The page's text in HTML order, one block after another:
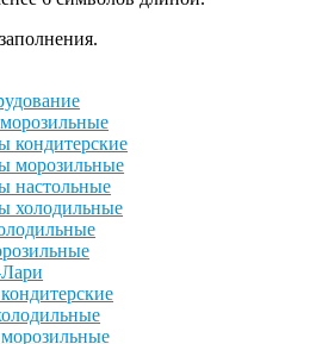
кондитерские
морозильные
настольные
холодильные